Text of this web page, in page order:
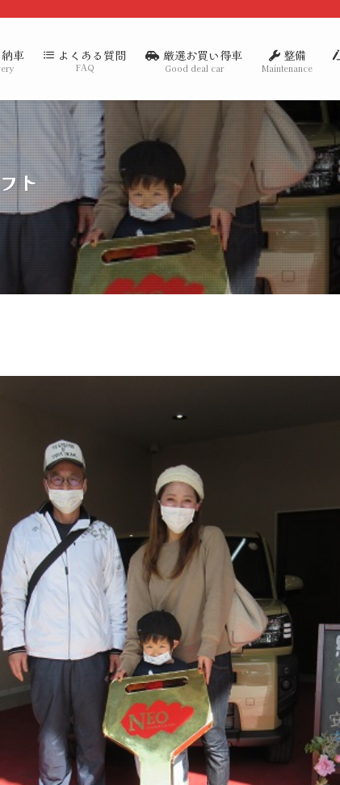
車 よくある質問
FAQ
厳選お買い得車
Good deal car
整備
Maintenance
ト